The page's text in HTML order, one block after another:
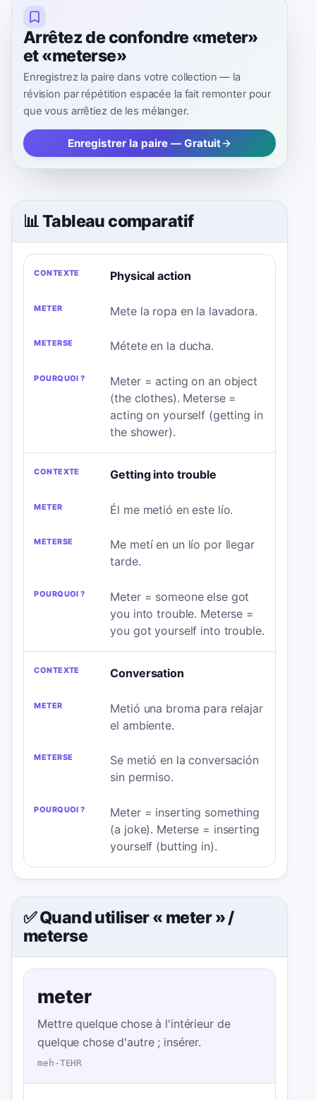
Arrêtez de confondre «meter»
et «meterse»
Enregistrez la paire dans votre collection — la
révision par répétition espacée la fait remonter pour
que vous arrêtiez de les mélanger.
Enregistrer la paire — Gratuit
📊 Tableau comparatif
CONTEXTE METER METERSE
Physical action
Mete la ropa en la lavadora.
Métete en la ducha.
Meter = acting on an object
(the clothes). Meterse =
acting on yourself (getting in
the shower).
Getting into trouble
Él me metió en este lío.
Me metí en un lío por llegar
tarde.
Meter = someone else got
you into trouble. Meterse =
you got yourself into trouble.
Conversation
Metió una broma para relajar
el ambiente.
Se metió en la conversación
sin permiso.
Meter = inserting something
(a joke). Meterse = inserting
yourself (butting in).
✅ Quand utiliser « meter »/
meterse
meter
Mettre quelque chose à l'intérieur de
quelque chose d'autre ; insérer.
meh-TEHR